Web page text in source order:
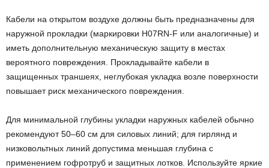
Кабели на открытом воздухе должны быть предназначены для
наружной прокладки (маркировки H07RN-F или аналогичные) и
иметь дополнительную механическую защиту в местах
вероятного повреждения. Прокладывайте кабели в
защищенных траншеях, неглубокая укладка возле поверхности
повышает риск механического повреждения.
Для минимальной глубины укладки наружных кабелей обычно
рекомендуют 50–60 см для силовых линий; для гирлянд и
низковольтных линий допустима меньшая глубина с
применением гофротруб и защитных лотков. Используйте яркие